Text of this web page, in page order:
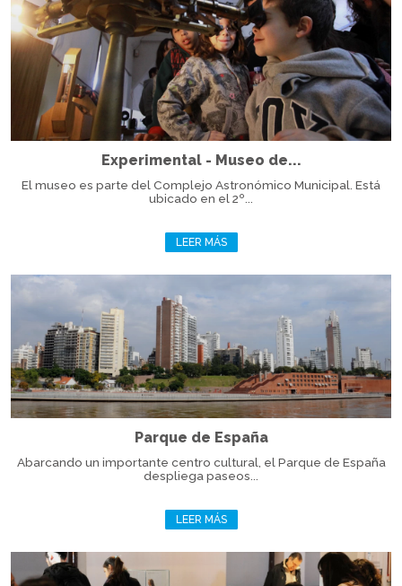
Experimental - Museo de...
El museo es parte del Complejo Astronómico Municipal. Está
ubicado en el 2º...
LEER MÁS
Parque de España
Abarcando un importante centro cultural, el Parque de España
despliega paseos...
LEER MÁS